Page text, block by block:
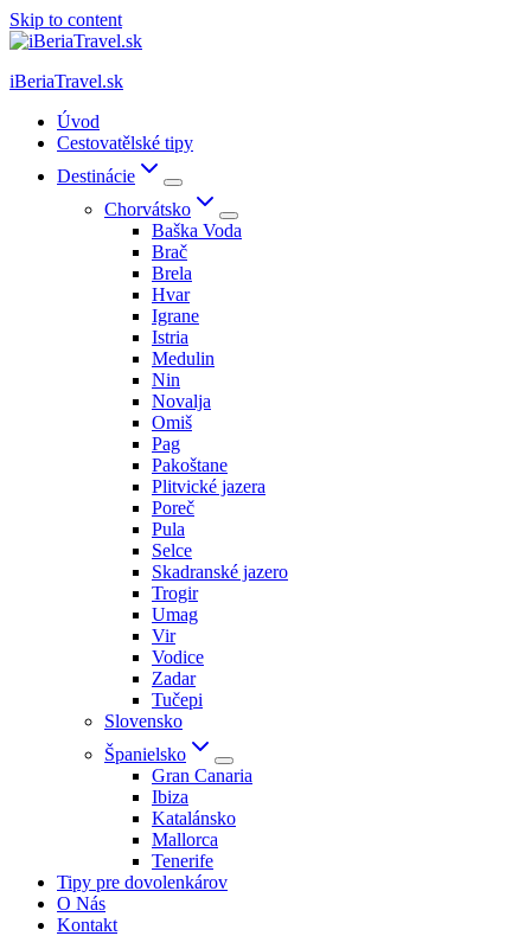
Skip to content
iBeriaTravel.sk
Úvod
Cestovatělské tipy
Destinácie
Chorvátsko
Baška Voda
Brač
Brela
Hvar
Igrane
Istria
Medulin
Nin
Novalja
Omiš
Pag
Pakoštane
Plitvické jazera
Poreč
Pula
Selce
Skadranské jazero
Trogir
Umag
Vir
Vodice
Zadar
Tučepi
Slovensko
Španielsko
Gran Canaria
Ibiza
Katalánsko
Mallorca
Tenerife
Tipy pre dovolenkárov
O Nás
Kontakt